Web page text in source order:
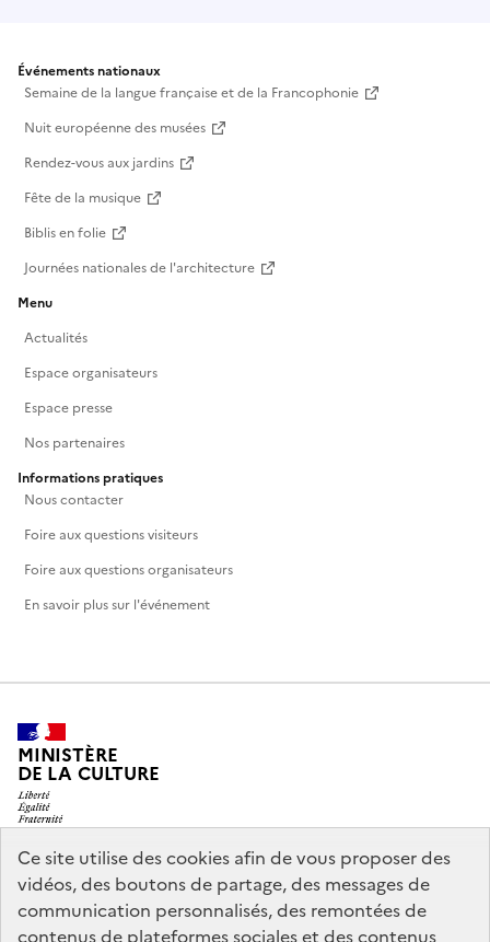
Ce site utilise des cookies afin de vous proposer des
vidéos, des boutons de partage, des messages de
communication personnalisés, des remontées de
contenus de plateformes sociales et des contenus
Événements nationaux
Semaine de la langue française et de la Francophonie
Nuit européenne des musées
Rendez-vous aux jardins
Fête de la musique
Biblis en folie
Journées nationales de l'architecture
Menu
Actualités
Espace organisateurs
Espace presse
Nos partenaires
Informations pratiques
Nous contacter
Foire aux questions visiteurs
Foire aux questions organisateurs
En savoir plus sur l'événement
MINISTÈRE
DE LA CULTURE
legifrance.gouv.fr
info.gouv.fr
service-public.gouv.fr
data.gouv.fr